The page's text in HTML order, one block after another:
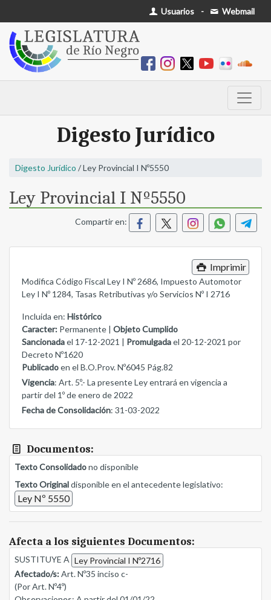
Usuarios - Webmail
Digesto Jurídico
Digesto Jurídico / Ley Provincial I Nº5550
Ley Provincial I Nº5550
Compartir en:
Imprimir
Modifica Código Fiscal Ley I Nº 2686, Impuesto Automotor
Ley I Nº 1284, Tasas Retributivas y/o Servicios Nº I 2716
Incluida en: Histórico
Caracter: Permanente | Objeto Cumplido
Sancionadael 17-12-2021 | Promulgadael 20-12-2021 por
Decreto Nº1620
Publicadoen el B.O.Prov. Nº6045 Pág.82
Vigencia: Art. 5º.- La presente Ley entrará en vigencia a
partir del 1º de enero de 2022
Fecha de Consolidación: 31-03-2022
Documentos:
Texto Consolidadono disponible
Texto Originaldisponible en el antecedente legislativo:
Ley Nº 5550
Afecta a los siguientes Documentos:
SUSTITUYE A Ley Provincial I Nº2716
Afectado/s:Art. Nº35 inciso c-
(Por Art. Nº4º)